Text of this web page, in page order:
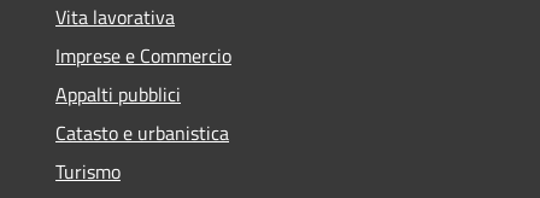
Vita lavorativa
Imprese e Commercio
Appalti pubblici
Catasto e urbanistica
Turismo